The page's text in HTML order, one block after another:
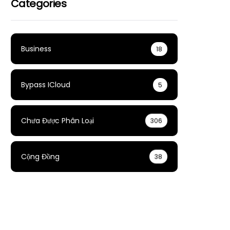
Categories
Business 18
Bypass ICloud 5
Chưa Được Phân Loại 306
Cộng Đồng 38